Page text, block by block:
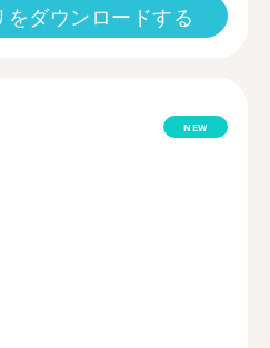
をダウンロードする
NEW